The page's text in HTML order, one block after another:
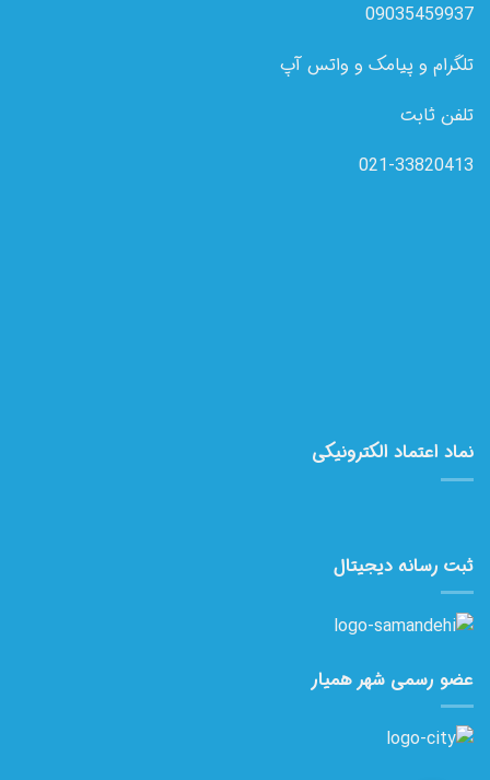
09035459937
تلگرام و پیامک و واتس آپ
تلفن ثابت
021-33820413
نماد اعتماد الکترونیکی
ثبت رسانه دیجیتال
عضو رسمی شهر همیار